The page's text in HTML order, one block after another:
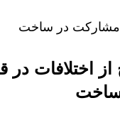
از اختلافات در